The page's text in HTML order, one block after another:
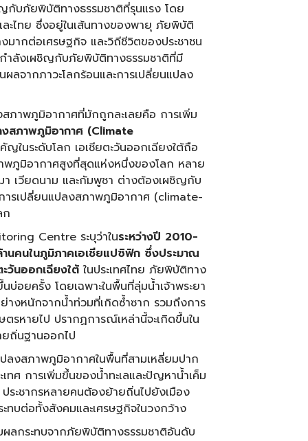
ญกับภัยพิบัติทางธรรมชาติที่รุนแรง โดย
ละไทย ซึ่งอยู่ในเส้นทางของพายุ ภัยพิบัติ
มากต่อเศรษฐกิจ และวิถีชีวิตของประชาชน
ำลังเผชิญกับภัยพิบัติทางธรรมชาติที่มี
ลจากภาวะโลกร้อนและการเปลี่ยนแปลง
ภาพภูมิอากาศที่มักถูกละเลยคือ การเพิ่ม
สภาพภูมิอากาศ (Climate
ในระดับโลก เอเชียตะวันออกเฉียงใต้ถือ
ภูมิอากาศสูงที่สุดแห่งหนึ่งของโลก หลาย
า เวียดนาม และกัมพูชา ต่างต้องเผชิญกับ
รเปลี่ยนแปลงสภาพภูมิอากาศ (climate-
Centre ระบุว่าในระหว่างปี 2010-
นคนในภูมิภาคเอเชียแปซิฟิก ซึ่งประมาณ
วันออกเฉียงใต้ ในประเทศไทย ภัยพิบัติทาง
อยครั้ง โดยเฉพาะในพื้นที่ลุ่มน้ำเจ้าพระยา
างหนักจากน้ำท่วมที่เกิดซ้ำซาก รวมถึงการ
ตรหายไป ปรากฏการณ์เหล่านี้จะเกิดขึ้นใน
ถิ่นฐานออกไป
งสภาพภูมิอากาศในพื้นที่สามเหลี่ยมปาก
ศ การเพิ่มขึ้นของน้ำทะเลและปัญหาน้ำเค็ม
ระชากรหลายคนต้องย้ายถิ่นไปยังเมือง
ทบต่อทั้งสังคมและเศรษฐกิจในวงกว้าง
ผลกระทบจากภัยพิบัติทางธรรมชาติอันดับ